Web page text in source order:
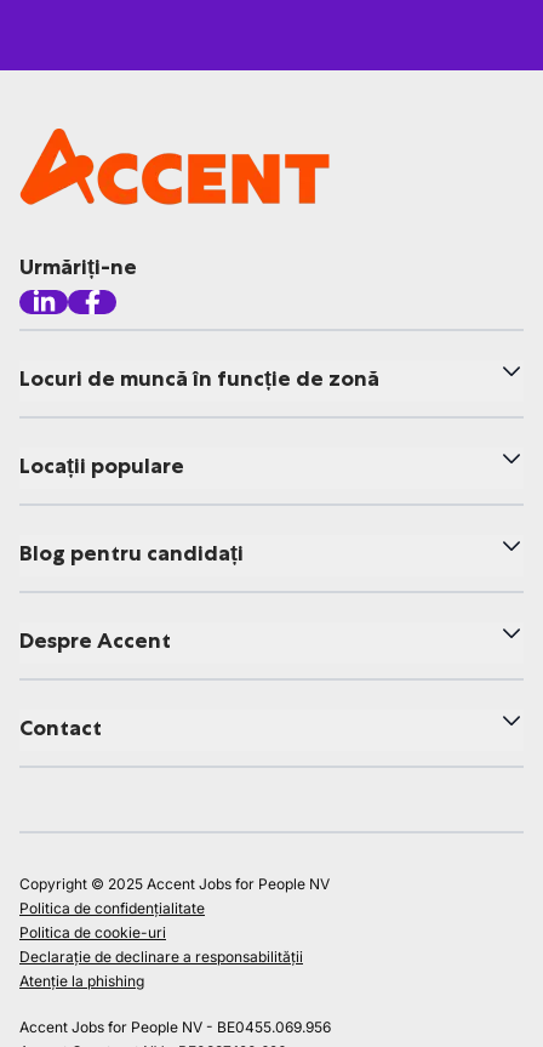
Urmăriți-ne
Locuri de muncă în funcție de zonă
Locații populare
Blog pentru candidați
Despre Accent
Contact
Copyright © 2025 Accent Jobs for People NV
Politica de confidențialitate
Politica de cookie-uri
Declarație de declinare a responsabilității
Atenție la phishing
Accent Jobs for People NV - BE0455.069.956